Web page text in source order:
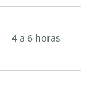
4 a 6 horas